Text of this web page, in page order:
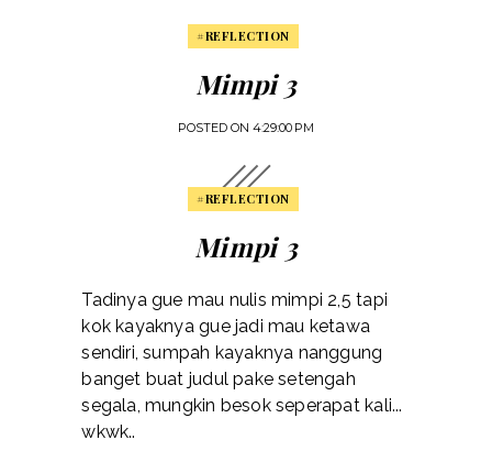
#REFLECTION
Mimpi 3
POSTED ON 4:29:00 PM
#REFLECTION
Mimpi 3
Tadinya gue mau nulis mimpi 2,5 tapi
kok kayaknya gue jadi mau ketawa
sendiri, sumpah kayaknya nanggung
banget buat judul pake setengah
segala, mungkin besok seperapat kali...
wkwk..